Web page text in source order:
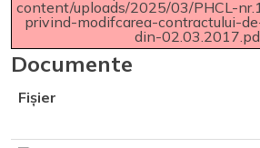
content/uploads/2025/03/PHCL-
privind-modifcarea-contractului-
din-
Documente
Fișier